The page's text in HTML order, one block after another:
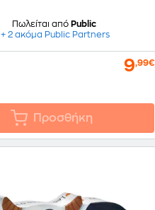
Πωλείται από Public
+ 2 ακόμα Public Partners
9,99€
Προσθήκη